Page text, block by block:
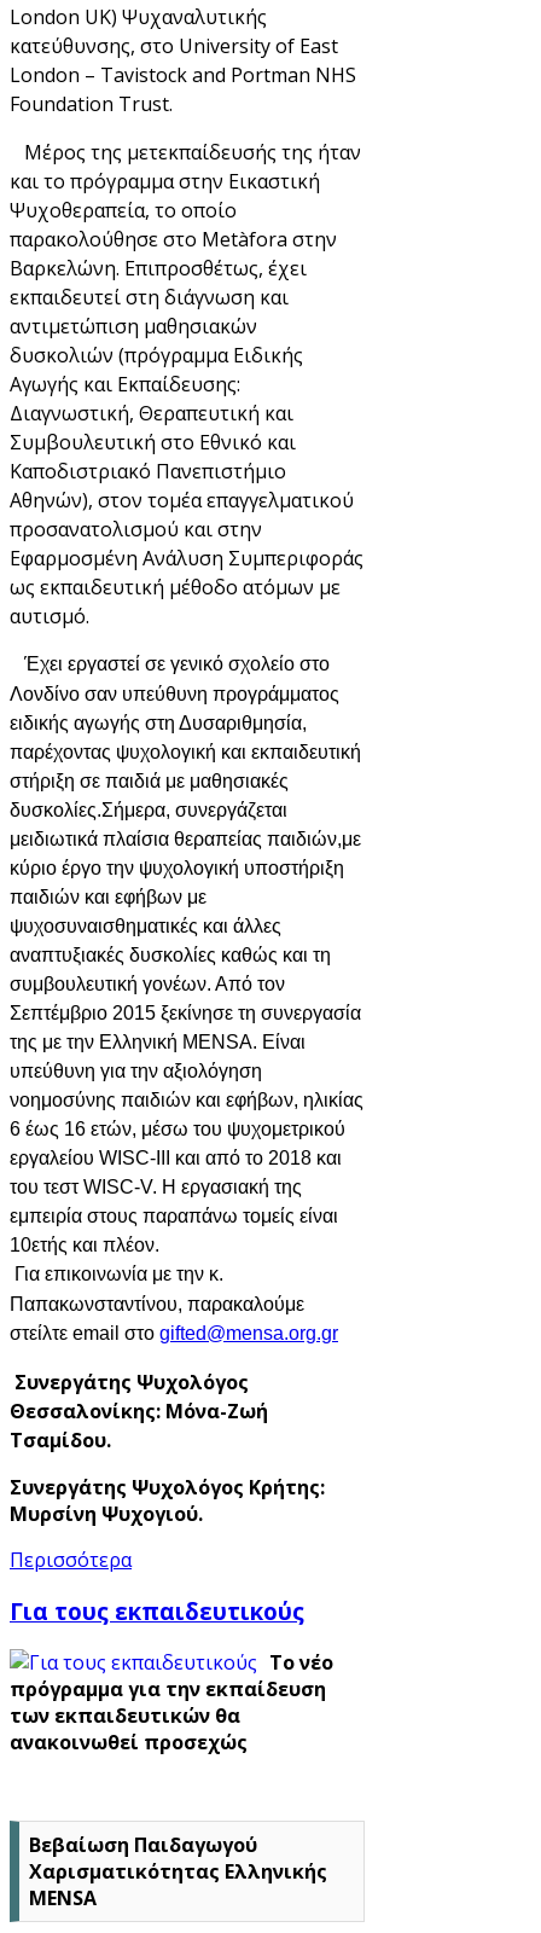
London UK) Ψυχαναλυτικής
κατεύθυνσης, στο University of East
London – Tavistock and Portman NHS
Foundation Trust.
Μέρος της μετεκπαίδευσής της ήταν
και το πρόγραμμα στην Εικαστική
Ψυχοθεραπεία, το οποίο
παρακολούθησε στο Metàfora στην
Βαρκελώνη. Επιπροσθέτως, έχει
εκπαιδευτεί στη διάγνωση και
αντιμετώπιση μαθησιακών
δυσκολιών (πρόγραμμα Ειδικής
Αγωγής και Εκπαίδευσης:
Διαγνωστική, Θεραπευτική και
Συμβουλευτική στο Εθνικό και
Καποδιστριακό Πανεπιστήμιο
Αθηνών), στον τομέα επαγγελματικού
προσανατολισμού και στην
Εφαρμοσμένη Ανάλυση Συμπεριφοράς
ως εκπαιδευτική μέθοδο ατόμων με
αυτισμό.
Έχει εργαστεί σε γενικό σχολείο στο
Λονδίνο σαν υπεύθυνη προγράμματος
ειδικής αγωγής στη Δυσαριθμησία,
παρέχοντας ψυχολογική και εκπαιδευτική
στήριξη σε παιδιά με μαθησιακές
δυσκολίες.Σήμερα, συνεργάζεται
μειδιωτικά πλαίσια θεραπείας παιδιών,με
κύριο έργο την ψυχολογική υποστήριξη
παιδιών και εφήβων με
ψυχοσυναισθηματικές και άλλες
αναπτυξιακές δυσκολίες καθώς και τη
συμβουλευτική γονέων. Από τον
Σεπτέμβριο 2015 ξεκίνησε τη συνεργασία
της με την Ελληνική MENSA. Είναι
υπεύθυνη για την αξιολόγηση
νοημοσύνης παιδιών και εφήβων, ηλικίας
6 έως 16 ετών, μέσω του ψυχομετρικού
εργαλείου WISC-
και από το 2018 και
του τεστ WISC-V. Η εργασιακή της
εμπειρία στους παραπάνω τομείς είναι
10ετής και πλέον.
Για επικοινωνία με την κ.
Παπακωνσταντίνου, παρακαλούμε
στείλτε email στο
Συνεργάτης Ψυχολόγος
Θεσσαλονίκης: Μόνα-Ζωή
Τσαμίδου.
Συνεργάτης Ψυχολόγος Κρήτης:
Μυρσίνη Ψυχογιού.
Περισσότερα
Για τους εκπαιδευτικούς
Το νέο
πρόγραμμα για την εκπαίδευση
των εκπαιδευτικών θα
ανακοινωθεί προσεχώς
Βεβαίωση Παιδαγωγού
Χαρισματικότητας Ελληνικής
MENSA